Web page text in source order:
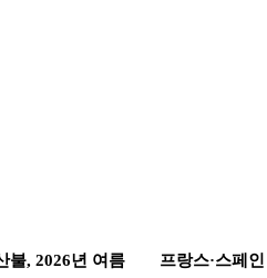
불, 2026년 여름
프랑스·스페